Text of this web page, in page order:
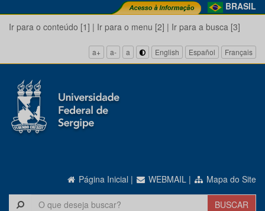
BRASIL
Ir para o conteúdo [1] | Ir para o menu [2] | Ir para a busca [3]
a+ a- a English Español Français
Página Inicial | WEBMAIL | Mapa do Site